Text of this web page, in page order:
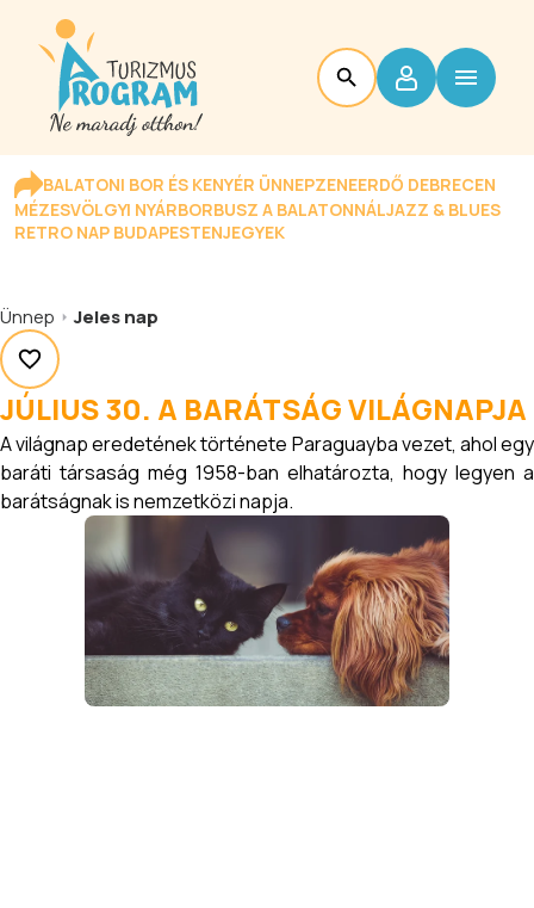
BALATONI BOR ÉS KENYÉR ÜNNEPZENEERDŐ DEBRECEN
MÉZESVÖLGYI NYÁRBORBUSZ A BALATONNÁLJAZZ & BLUES
RETRO NAP BUDAPESTENJEGYEK
Ünnep Jeles nap
JÚLIUS 30. A BARÁTSÁG VILÁGNAPJA
A világnap eredetének története Paraguayba vezet, ahol egy
baráti társaság még 1958-ban elhatározta, hogy legyen a
barátságnak is nemzetközi napja.